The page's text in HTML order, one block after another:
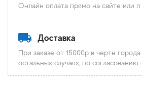
Онлайн оплата прямо на сайте или
Доставка
При заказе от 15000р в черте
остальных случаях, по